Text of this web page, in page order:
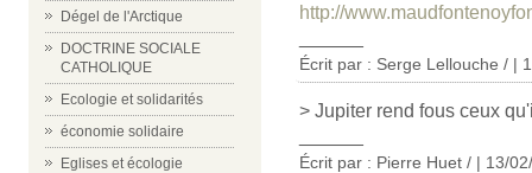
Dégel de l'Arctique
DOCTRINE SOCIALE
CATHOLIQUE
Ecologie et solidarités
économie solidaire
Eglises et écologie
http://
Écrit par : Serge Lellouche / |
> Jupiter rend fous ceux
Écrit par : Pierre Huet / | 13/